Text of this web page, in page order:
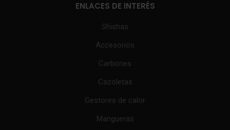
ENLACES DE INTERÉS
Shishas
Accesorios
Carbones
Cazoletas
Gestores de calor
Mangueras